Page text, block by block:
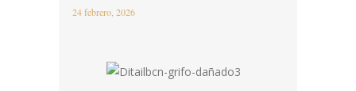
24 febrero, 2026